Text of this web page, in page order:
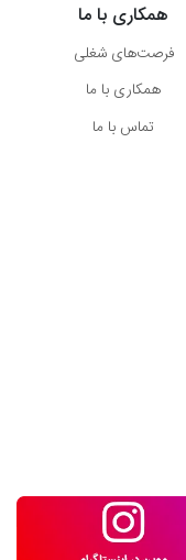
همکاری با ما
فرصت‌های شغلی
همکاری با ما
تماس با ما